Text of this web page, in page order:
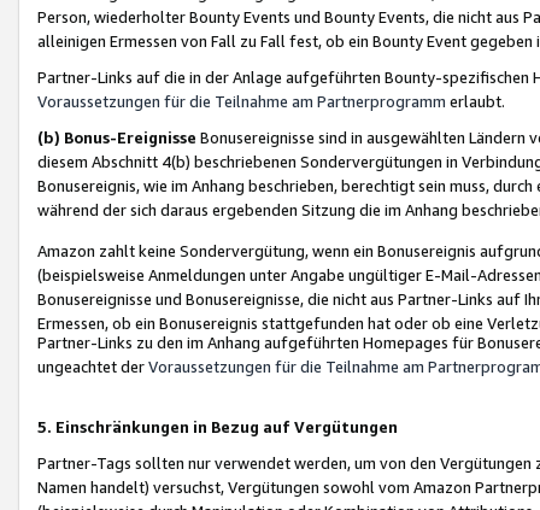
Person, wiederholter Bounty Events und Bounty Events, die nicht
alleinigen Ermessen von Fall zu Fall fest, ob ein Bounty Event
Partner-Links auf die in der Anlage aufgeführten Bounty-spezifischen
Voraussetzungen für die Teilnahme am Partnerprogramm erlaubt.
(b) Bonus-Ereignisse Bonusereignisse sind in ausgewählten Ländern
diesem Abschnitt 4(b) beschriebenen Sondervergütungen in
Bonusereignis, wie im Anhang beschrieben, berechtigt sein muss,
während der sich daraus ergebenden Sitzung die im Anhang
Amazon zahlt keine Sondervergütung, wenn ein Bonusereignis
(beispielsweise Anmeldungen unter Angabe ungültiger E-Mail-
Bonusereignisse und Bonusereignisse, die nicht aus Partner-Links auf
Ermessen, ob ein Bonusereignis stattgefunden hat oder ob eine
Partner-Links zu den im Anhang aufgeführten Homepages für
ungeachtet derVoraussetzungen für die Teilnahme am
5. Einschränkungen in Bezug auf Vergütungen
Partner-Tags sollten nur verwendet werden, um von den
Namen handelt) versuchst, Vergütungen sowohl vom Amazon